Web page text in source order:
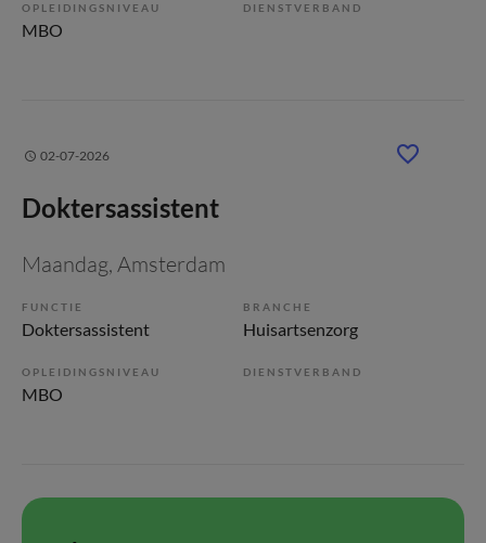
OPLEIDINGSNIVEAU
MBO
DIENSTVERBAND
02-07-2026
Doktersassistent
Maandag, Amsterdam
FUNCTIE
Doktersassistent
BRANCHE
Huisartsenzorg
OPLEIDINGSNIVEAU
MBO
DIENSTVERBAND